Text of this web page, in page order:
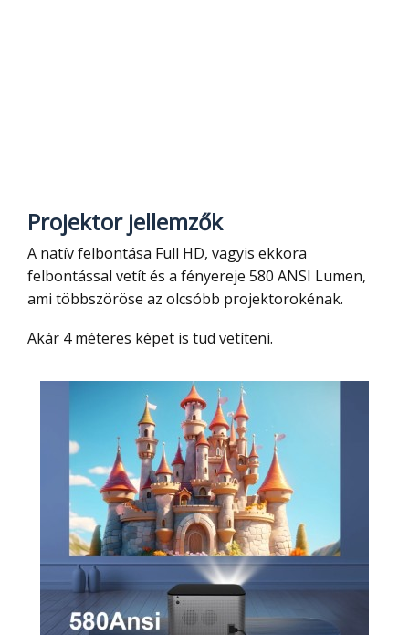
Projektor jellemzők
A natív felbontása Full HD, vagyis ekkora
felbontással vetít és a fényereje 580 ANSI Lumen,
ami többszöröse az olcsóbb projektorokénak.
Akár 4 méteres képet is tud vetíteni.